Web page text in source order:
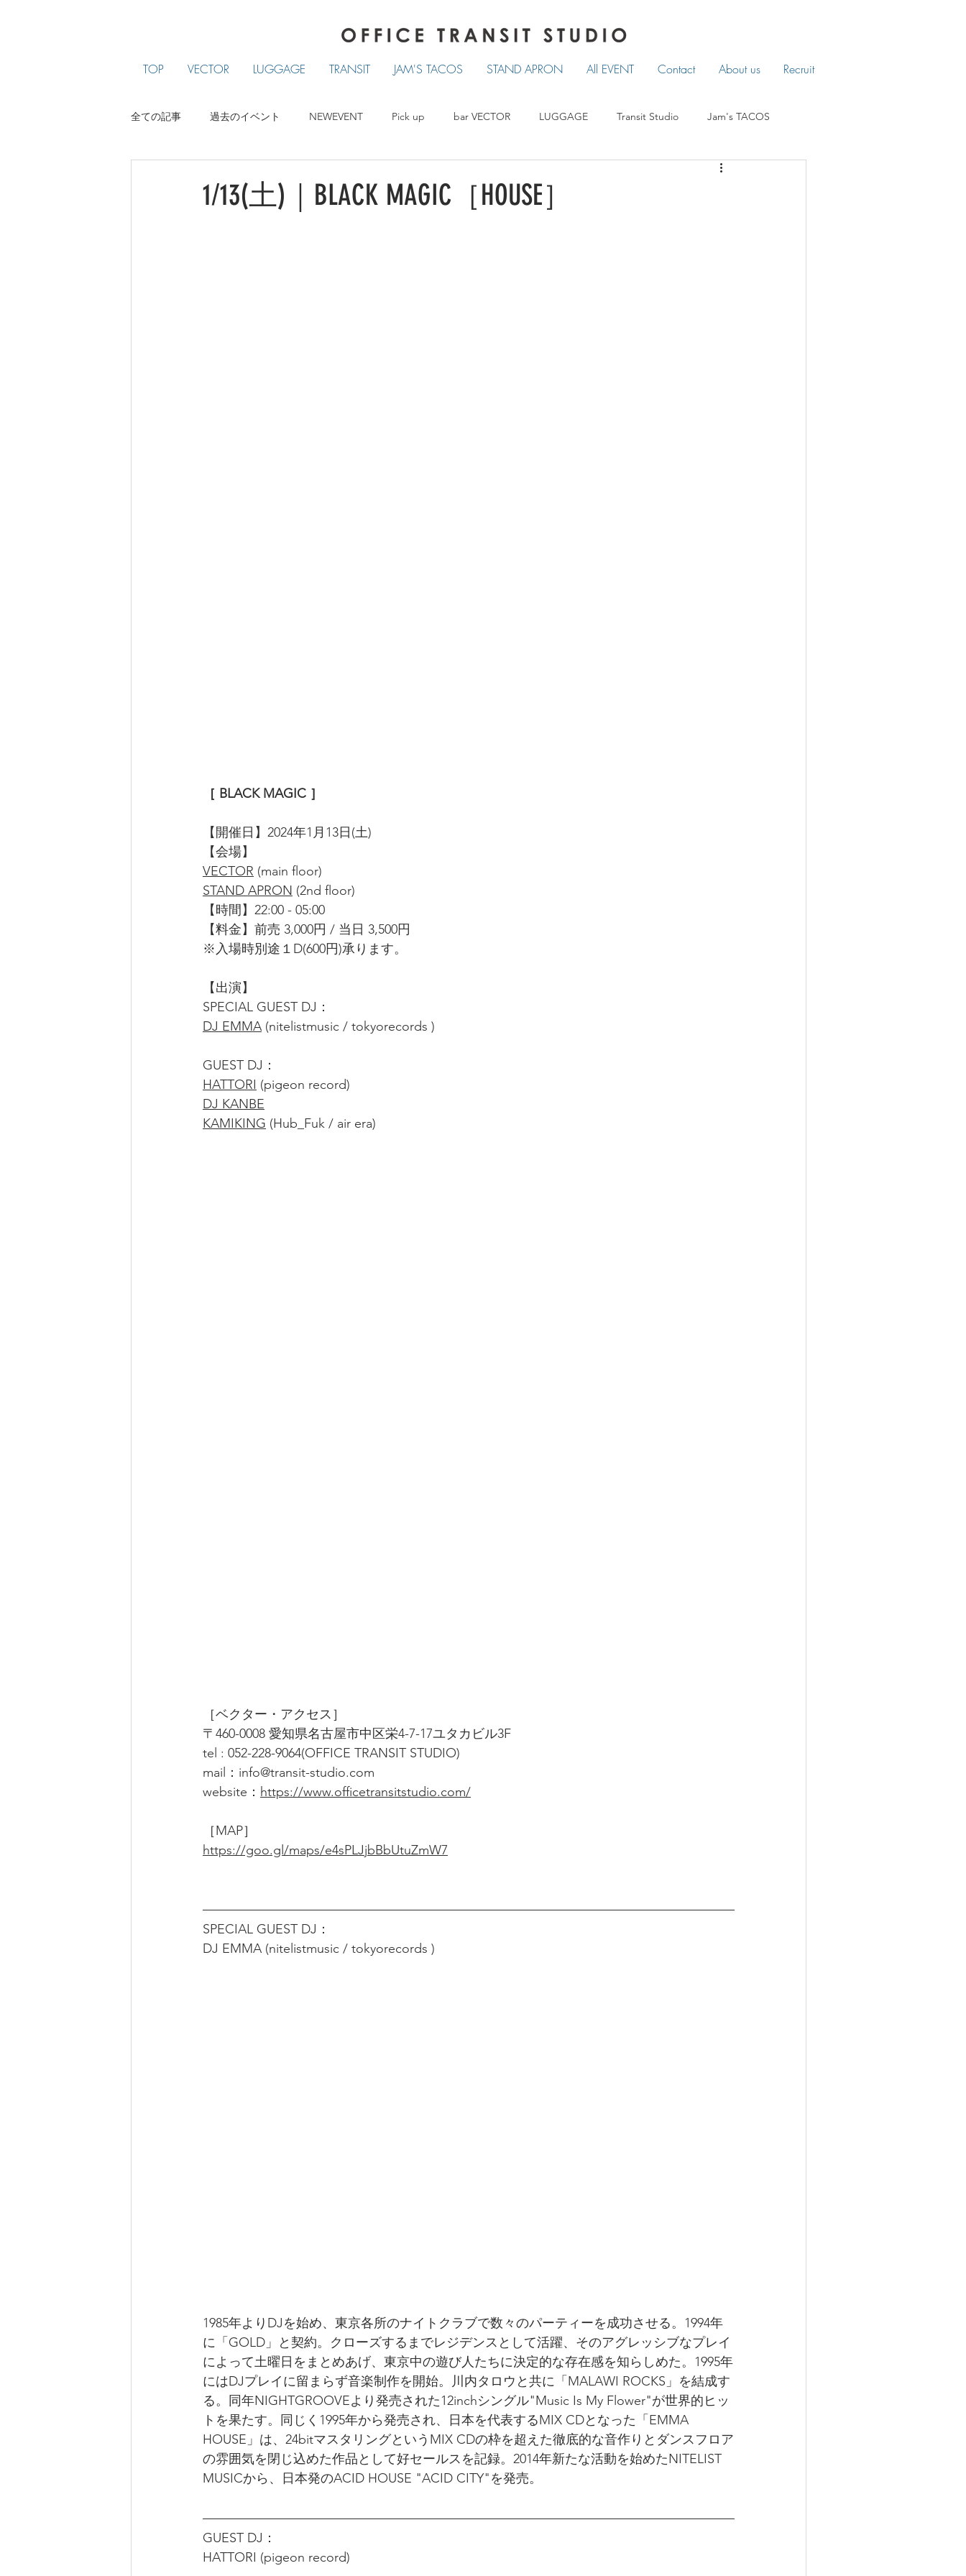
TOP VECTOR LUGGAGE TRANSIT JAM'S TACOS STAND APRON All EVENT Contact About us Recruit
全ての記事 過去のイベント NEWEVENT Pick up bar VECTOR LUGGAGE Transit Studio Jam's TACOS
1/13(土)｜BLACK MAGIC［HOUSE］
［ BLACK MAGIC ］
【開催日】2024年1月13日(土)
【会場】
VECTOR (main floor)
STAND APRON (2nd floor)
【時間】22:00 - 05:00
【料金】前売 3,000円 / 当日 3,500円
※入場時別途１D(600円)承ります。
【出演】
SPECIAL GUEST DJ：
DJ EMMA (nitelistmusic / tokyorecords )
GUEST DJ：
HATTORI (pigeon record)
DJ KANBE
KAMIKING (Hub_Fuk / air era)
［ベクター・アクセス］
〒460-0008 愛知県名古屋市中区栄4-7-17ユタカビル3F
tel : 052-228-9064(OFFICE TRANSIT STUDIO)
mail：info@transit-studio.com
website： https://www.officetransitstudio.com/
［MAP］
https://goo.gl/maps/e4sPLJjbBbUtuZmW7
SPECIAL GUEST DJ：
DJ EMMA (nitelistmusic / tokyorecords )
1985年よりDJを始め、東京各所のナイトクラブで数々のパーティーを成功させる。1994年
に「GOLD」と契約。クローズするまでレジデンスとして活躍、そのアグレッシブなプレイ
によって土曜日をまとめあげ、東京中の遊び人たちに決定的な存在感を知らしめた。1995年
にはDJプレイに留まらず音楽制作を開始。川内タロウと共に「MALAWI ROCKS」を結成す
る。同年NIGHTGROOVEより発売された12inchシングル"Music Is My Flower"が世界的ヒッ
トを果たす。同じく1995年から発売され、日本を代表するMIX CDとなった「EMMA
HOUSE」は、24bitマスタリングというMIX CDの枠を超えた徹底的な音作りとダンスフロア
の雰囲気を閉じ込めた作品として好セールスを記録。2014年新たな活動を始めたNITELIST
MUSICから、日本発のACID HOUSE "ACID CITY"を発売。
GUEST DJ：
HATTORI (pigeon record)